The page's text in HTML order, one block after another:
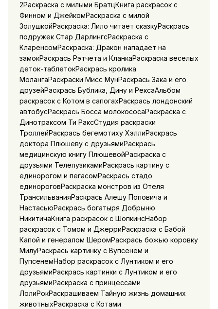
2Раскраска с милыми БратцКнига раскрасок с
Финном и ДжейкомРаскраска с милой
ЗолушкойРаскраска: Лило читает сказкуРаскрась
подружек Стар ДарлингсРаскраска с
КларенсомРаскраска: Дракон нападает на
замокРаскрась Рэтчета и КланкаРаскраска веселых
деток-таблетокРаскрась кролика
МолангаРаскраски Мисс МунРаскрась Зака и его
друзейРаскрась Бублика, Дину и РексаАльбом
раскрасок с Котом в сапогахРаскрась лондонский
автобусРаскрась Босса молокососаРаскраска с
Динотраксом Ти РаксСтудия раскраски
ТроллейРаскрась бегемотиху ХэллиРаскрась
доктора Плюшеву с друзьямиРаскрась
медицинскую книгу ПлюшевойРаскраска с
друзьями ТелепузикамиРаскрась картину с
единорогом и пегасомРаскрась стадо
единороговРаскраска монстров из Отеля
ТрансильванияРаскрась Алешу Поповича и
НастасьюРаскрась богатыря Добрыню
НикитичаКнига раскрасок с ШопкинсНабор
раскрасок с Томом и ДжерриРаскраска с Бабой
Капой и генералом ШеромРаскрась божью коровку
МилуРаскрась картинку с Вупсенем и
ПупсенемНабор раскрасок с Лунтиком и его
друзьямиРаскрась картинки с Лунтиком и его
друзьямиРаскраска с принцессами
ЛолиРокРаскрашиваем Тайную жизнь домашних
животныхРаскраска с Котами